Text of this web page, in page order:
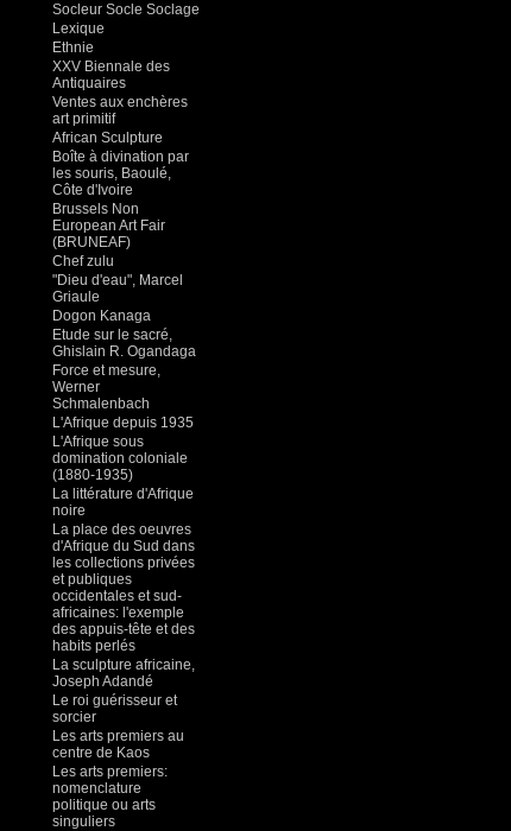
Socleur Socle Soclage
Lexique
Ethnie
XXV Biennale des
Antiquaires
Ventes aux enchères
art primitif
African Sculpture
Boîte à divination par
les souris, Baoulé,
Côte d'Ivoire
Brussels Non
European Art Fair
(BRUNEAF)
Chef zulu
"Dieu d'eau", Marcel
Griaule
Dogon Kanaga
Etude sur le sacré,
Ghislain R. Ogandaga
Force et mesure,
Werner
Schmalenbach
L'Afrique depuis 1935
L'Afrique sous
domination coloniale
(1880-1935)
La littérature d'Afrique
noire
La place des oeuvres
d'Afrique du Sud dans
les collections privées
et publiques
occidentales et sud-
africaines: l'exemple
des appuis-tête et des
habits perlés
La sculpture africaine,
Joseph Adandé
Le roi guérisseur et
sorcier
Les arts premiers au
centre de Kaos
Les arts premiers:
nomenclature
politique ou arts
singuliers